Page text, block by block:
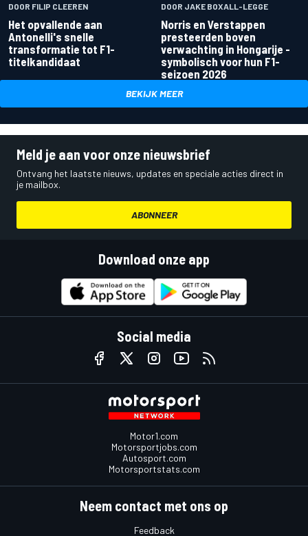
DOOR FILIP CLEEREN
Het opvallende aan
Antonelli's snelle
transformatie tot F1-
titelkandidaat
DOOR JAKE BOXALL-LEGGE
Norris en Verstappen
presteerden boven
verwachting in Hongarije -
symbolisch voor hun F1-
seizoen 2026
BEKIJK MEER
Meld je aan voor onze nieuwsbrief
Ontvang het laatste nieuws, updates en speciale acties direct in
je mailbox.
ABONNEER
Download onze app
Social media
Motor1.com
Motorsportjobs.com
Autosport.com
Motorsportstats.com
Neem contact met ons op
Feedback